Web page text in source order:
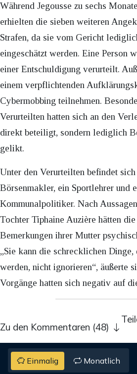
Während Jegousse zu sechs
erhielten die sieben weiteren
Strafen, da sie vom Gericht
eingeschätzt werden. Eine Person
einer Entschuldigung verurteilt.
einem verpflichtenden
Cybermobbing teilnehmen.
Verurteilten hatten sich an den
direkt beteiligt, sondern lediglich
gelikt.
Unter den Verurteilten befindet
Börsenmakler, ein Sportlehrer und
Kommunalpolitiker. Nach
Tochter Tiphaine Auzière hätten
Bemerkungen ihrer Mutter
„Sie kann die schrecklichen Dinge,
werden, nicht ignorieren“, äußerte
Vorgänge hatten sich negativ auf
Zu den Kommentaren (48)
Einmalig Monatlich